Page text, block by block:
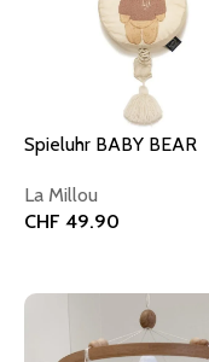
Spieluhr BABY BEAR
La Millou
CHF 49.90